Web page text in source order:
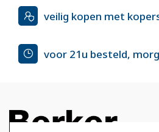
veilig kopen met
voor 21u besteld,